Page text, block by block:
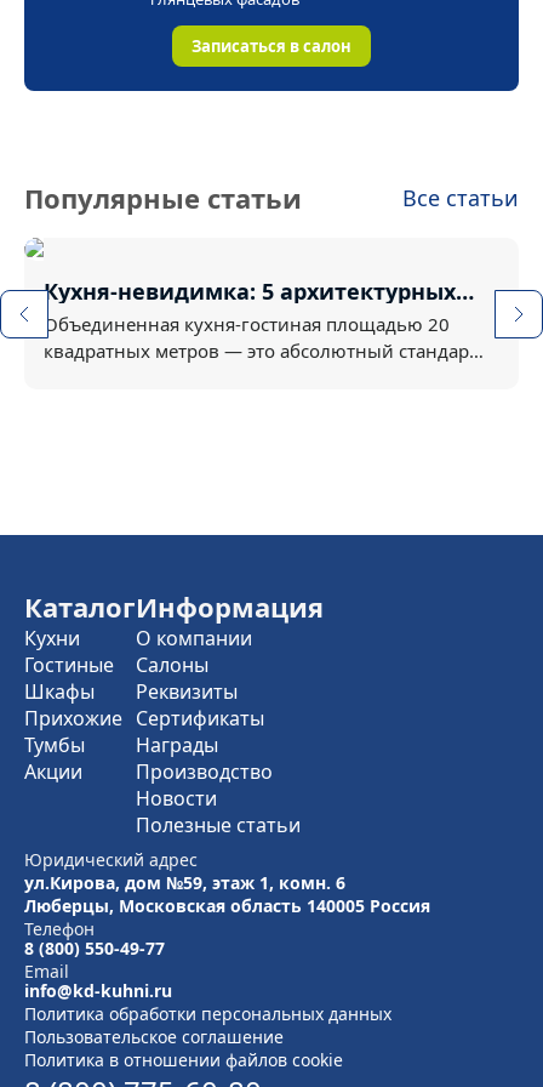
пятнам засыхать.
Записаться в салон
Популярные статьи Все статьи
Кухня-невидимка: 5 архитектурных
трюков для кухни-гостиной 20 кв.м
Объединенная кухня-гостиная площадью 20
квадратных метров — это абсолютный стандарт
Каталог
Кухни
Гостиные
Шкафы
Прихожие
Тумбы
Акции
Информация
О компании
Салоны
Реквизиты
Сертификаты
Награды
Производство
Новости
Полезные статьи
Юридический адрес
ул.Кирова, дом №59, этаж 1, комн. 6
Люберцы, Московская область 140005 Россия
Телефон
8 (800) 550-49-77
Email
info@kd-kuhni.ru
Политика обработки персональных данных
Пользовательское соглашение
Политика в отношении файлов cookie